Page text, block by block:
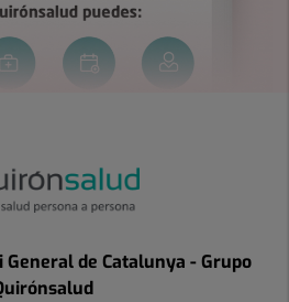
de Catalunya - Grupo